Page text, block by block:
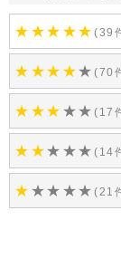
★ ★★ ★★(39
★ ★★ ★★(70
★ ★★ ★★(17
★ ★★ ★★(14
★ ★★ ★★(21